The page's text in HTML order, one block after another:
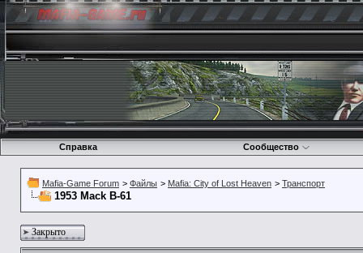
Справка Сообщество
Mafia-Game Forum > Файлы > Mafia: City of Lost Heaven > Транспорт
1953 Mack B-61
Закрыто